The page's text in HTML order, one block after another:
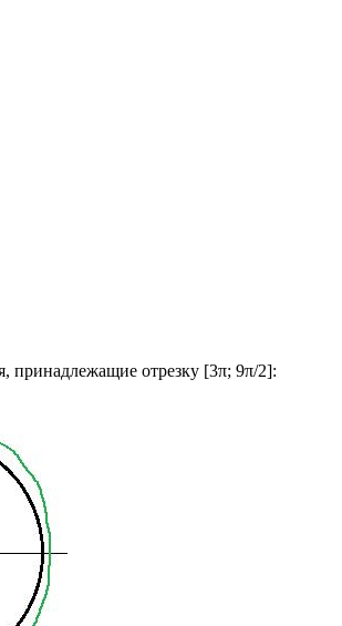
принадлежащие отрезку [3π; 9π/2]: